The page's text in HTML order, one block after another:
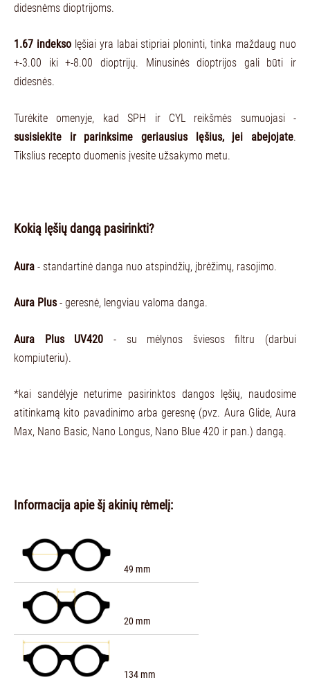
didesnėms dioptrijoms.
1.67 indeksolęšiai yra labai stipriai ploninti, tinka maždaug nuo
+-3.00 iki +-8.00 dioptrijų. Minusinės dioptrijos gali būti ir
didesnės.
Turėkite omenyje, kad SPH ir CYL reikšmės sumuojasi -
susisiekite ir parinksime geriausius lęšius, jei abejojate.
Tikslius recepto duomenis įvesite užsakymo metu.
Kokią lęšių dangą pasirinkti?
Aura - standartinė danga nuo atspindžių, įbrėžimų, rasojimo.
Aura Plus- geresnė, lengviau valoma danga.
Aura Plus UV420 - su mėlynos šviesos filtru (darbui
kompiuteriu).
*kai sandėlyje neturime pasirinktos dangos lęšių, naudosime
atitinkamą kito pavadinimo arba geresnę (pvz. Aura Glide, Aura
Max, Nano Basic, Nano Longus, Nano Blue 420 ir pan.) dangą.
Informacija apie šį akinių rėmelį:
49 mm
20 mm
134 mm